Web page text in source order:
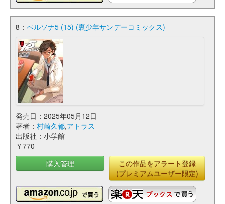
8： ペルソナ5 (15) (裏少年サンデーコミックス)
発売日：2025年05月12日
著者： 村崎久都,アトラス
出版社：小学館
￥770
購入管理
この作品をアラート登録
(プレミアムユーザー限定)